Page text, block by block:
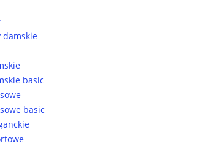
damskie
basic
basic